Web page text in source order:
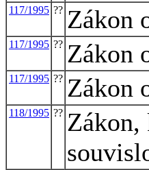
117/1995 ?? Zákon
117/1995 ?? Zákon
117/1995 ?? Zákon
118/1995 ?? Zákon,